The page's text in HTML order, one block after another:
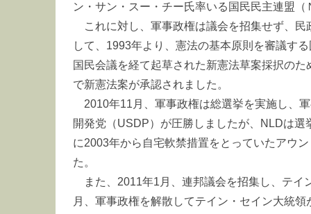
ン・サン・スー・チー氏率いる国民民主連盟
これに対し、軍事政権は議会を招集せず、
して、1993年より、憲法の基本原則を審議す
国民会議を経て起草された新憲法草案採択の
で新憲法案が承認されました。
2010年11月、軍事政権は総選挙を実施し、
開発党（USDP）が圧勝しましたが、NLDは
に2003年から自宅軟禁措置をとっていたアウ
た。
また、2011年1月、連邦議会を招集し、テ
月、軍事政権を解散してテイン・セイン大統